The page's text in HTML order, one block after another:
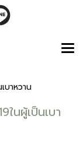
บาหวาน
นผู้เป็นเบา